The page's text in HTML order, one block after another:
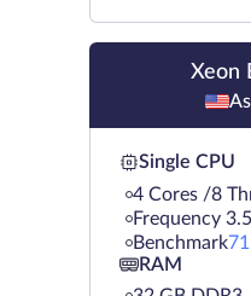
Xeon
Single CPU
4 Cores /8
Frequency
Benchmark
RAM